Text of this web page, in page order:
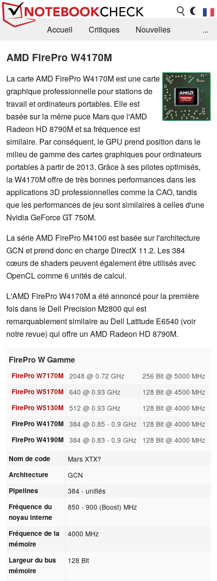
Accueil Critiques
Nouvelles
...
AMD FirePro W4170M
La carte AMD FirePro W4170M est une carte
graphique professionnelle pour stations de
travail et ordinateurs portables. Elle est
basée sur la même puce Mars que l'AMD
Radeon HD 8790M et sa fréquence est
similaire. Par conséquent, le GPU prend position dans le
milieu de gamme des cartes graphiques pour ordinateurs
portables à partir de 2013. Grâce à ses pilotes optimisés,
la W4170M offre de très bonnes performances dans les
applications 3D professionnelles comme la CAO, tandis
que les performances de jeu sont similaires à celles d'une
Nvidia GeForce GT 750M.
La série AMD FirePro M4100 est basée sur l'architecture
GCN et prend donc en charge DirectX 11.2. Les 384
cœurs de shaders peuvent également être utilisés avec
OpenCL comme 6 unités de calcul.
L'AMD FirePro W4170M a été annoncé pour la première
fois dans le Dell Precision M2800 qui est
remarquablement similaire au Dell Latitude E6540 (voir
notre revue) qui offre un AMD Radeon HD 8790M.
FirePro W Gamme
FirePro W7170M 2048 @ 0.72 GHz 256 Bit @ 5000 MHz
FirePro W5170M 640 @ 0.93 GHz 128 Bit @ 4500 MHz
FirePro W5130M 512 @ 0.93 GHz 128 Bit @ 4000 MHz
FirePro W4170M 384 @ 0.85 - 0.9 GHz 128 Bit @ 4000 MHz
FirePro W4190M 384 @ 0.83 - 0.9 GHz 128 Bit @ 4000 MHz
Nom de code Mars XTX?
Architecture GCN
Pipelines 384 - unifiés
Fréquence du
noyau interne
850 - 900 (Boost) MHz
Fréquence de la
mémoire
4000 MHz
Largeur du bus
mémoire
128 Bit